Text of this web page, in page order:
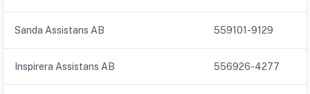
Sanda Assistans AB 559101-9129
Inspirera Assistans AB 556926-4277